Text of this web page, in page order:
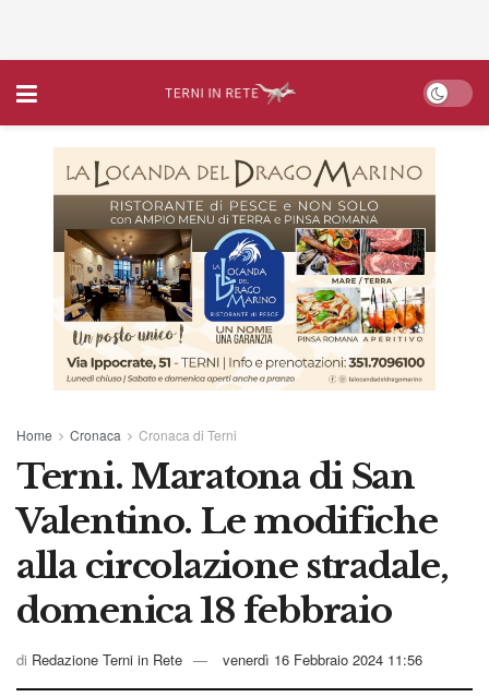
Home Cronaca Cronaca di Terni
Terni. Maratona di San
Valentino. Le modifiche
alla circolazione stradale,
domenica 18 febbraio
di Redazione Terni in Rete venerdì 16 Febbraio 2024 11:56